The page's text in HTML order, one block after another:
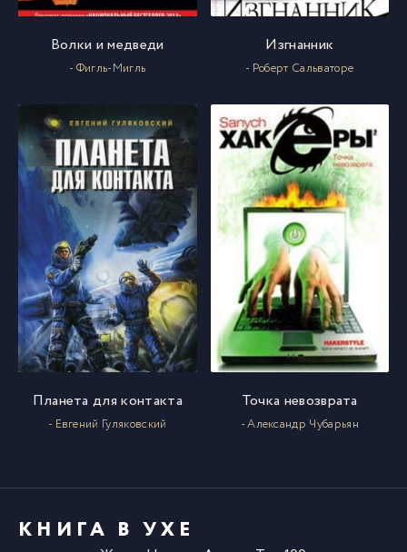
035
37 037
Волки и медведи
- Фигль-Мигль
Изгнанник
- Роберт Сальваторе
Планета для контакта
- Евгений Гуляковский
Точка невозврата
- Александр Чубарьян
КНИГА В УХЕ